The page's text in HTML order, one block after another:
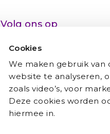
Cookies
We maken gebruik van
website te analyseren,
zoals video’s, voor
Deze cookies worden
hiermee in.
Volg ons op